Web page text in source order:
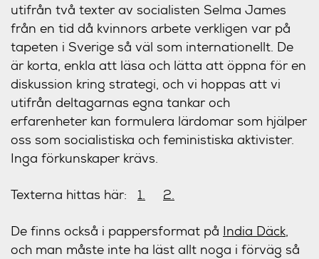
utifrån två texter av socialisten Selma James
från en tid då kvinnors arbete verkligen var på
tapeten i Sverige så väl som internationellt. De
är korta, enkla att läsa och lätta att öppna för en
diskussion kring strategi, och vi hoppas att vi
utifrån deltagarnas egna tankar och
erfarenheter kan formulera lärdomar som hjälper
oss som socialistiska och feministiska aktivister.
Inga förkunskaper krävs.
Texterna hittas här: 1. 2.
De finns också i pappersformat på India Däck,
och man måste inte ha läst allt noga i förväg så